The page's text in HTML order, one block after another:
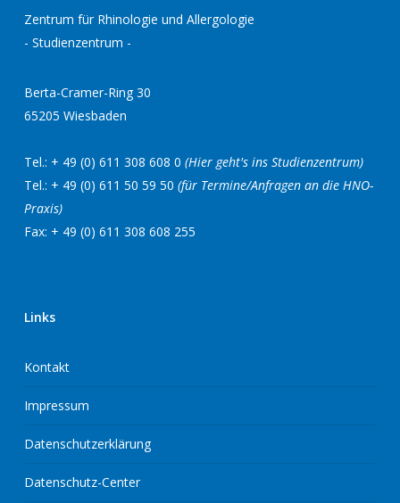
Zentrum für Rhinologie und Allergologie
- Studienzentrum -
Berta-Cramer-Ring 30
65205 Wiesbaden
Tel.: + 49 (0) 611 308 608 0 (Hier geht's ins Studienzentrum)
Tel.: + 49 (0) 611 50 59 50 (für Termine/Anfragen an die HNO-
Praxis)
Fax: + 49 (0) 611 308 608 255
Links
Kontakt
Impressum
Datenschutzerklärung
Datenschutz-Center